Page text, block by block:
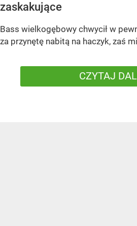
zaskakujące
Bass wielkogębowy chwycił w
za przynętę nabitą na haczyk, zaś
CZYTAJ